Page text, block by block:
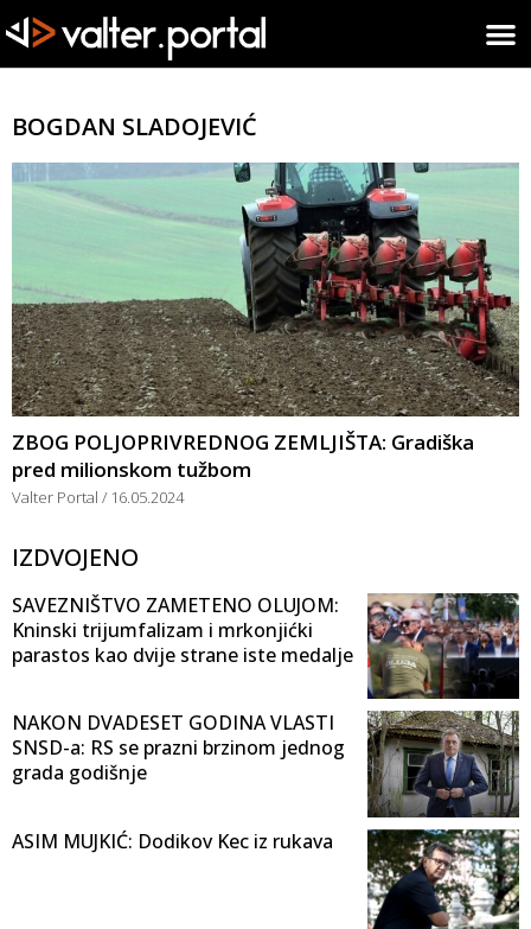
BOGDAN SLADOJEVIĆ
ZBOG POLJOPRIVREDNOG ZEMLJIŠTA: Gradiška
pred milionskom tužbom
Valter Portal 16.05.2024
IZDVOJENO
SAVEZNIŠTVO ZAMETENO OLUJOM:
Kninski trijumfalizam i mrkonjićki
parastos kao dvije strane iste medalje
NAKON DVADESET GODINA VLASTI
SNSD-a: RS se prazni brzinom jednog
grada godišnje
ASIM MUJKIĆ: Dodikov Kec iz rukava